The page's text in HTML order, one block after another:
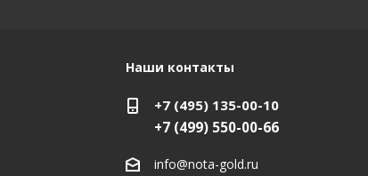
Наши контакты
+7 (495) 135-00-10
+7 (499) 550-00-66
info@nota-gold.ru